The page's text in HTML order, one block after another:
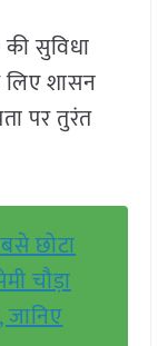
सुविधा
शासन
पर तुरंत
छोटा
चौड़ा